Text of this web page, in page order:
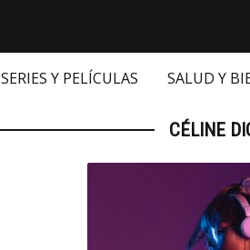
SERIES Y PELÍCULAS SALUD Y
CÉLINE